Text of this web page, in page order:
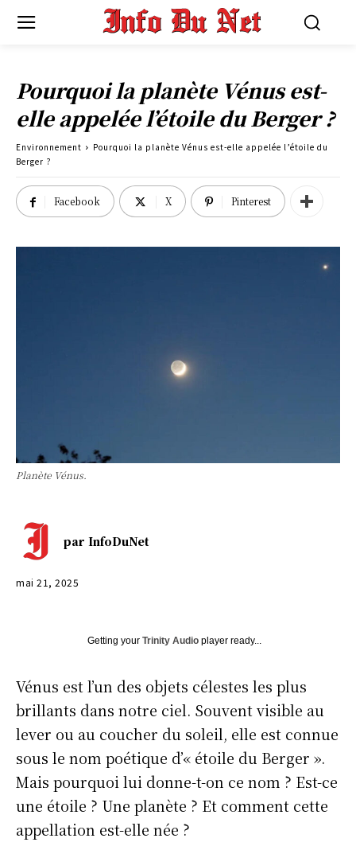
Pourquoi la planète Vénus est-
elle appelée l’étoile du Berger ?
Environnement
Pourquoi la planète Vénus est-elle appelée l’étoile du
Berger ?
Facebook X Pinterest
Planète Vénus.
par InfoDuNet
mai 21, 2025
Getting your Trinity Audio player ready...
Vénus est l’un des objets célestes les plus
brillants dans notre ciel. Souvent visible au
lever ou au coucher du soleil, elle est connue
sous le nom poétique d’« étoile du Berger ».
Mais pourquoi lui donne-t-on ce nom ? Est-ce
une étoile ? Une planète ? Et comment cette
appellation est-elle née ?